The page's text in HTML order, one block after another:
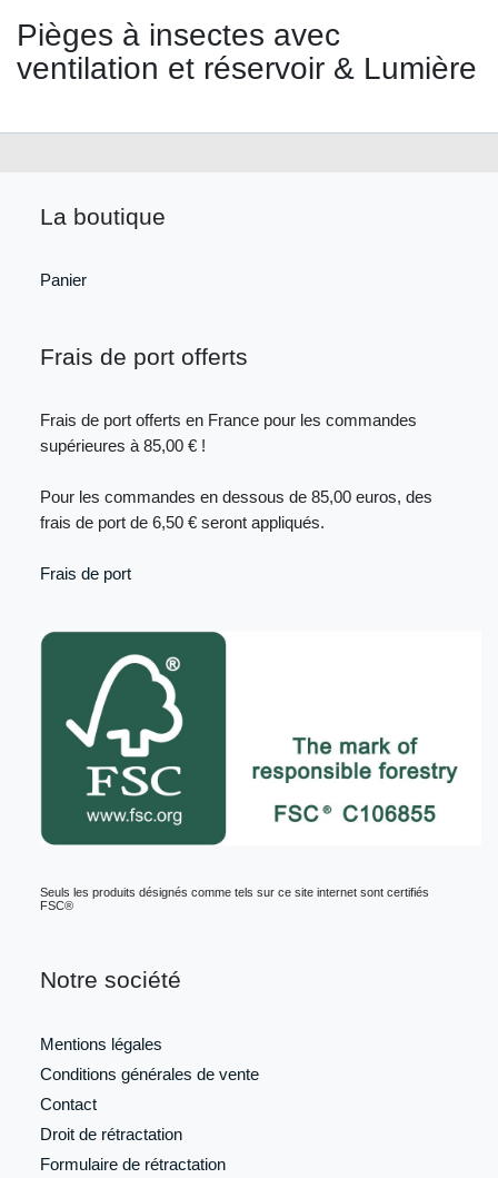
Pièges à insectes avec
ventilation et réservoir & Lumière
La boutique
Panier
Frais de port offerts
Frais de port offerts en France pour les commandes
supérieures à 85,00 € !
Pour les commandes en dessous de 85,00 euros, des
frais de port de 6,50 € seront appliqués.
Frais de port
Seuls les produits désignés comme tels sur ce site internet sont certifiés
FSC®
Notre société
Mentions légales
Conditions générales de vente
Contact
Droit de rétractation
Formulaire de rétractation